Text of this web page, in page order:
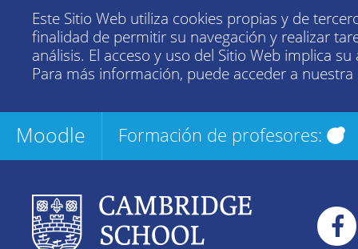
Este Sitio Web utiliza cookies propias y de
finalidad de permitir su navegación y realizar
análisis. El acceso y uso del Sitio Web implica su
Para más información, puede acceder a nuestra
Moodle Formación de profesores: